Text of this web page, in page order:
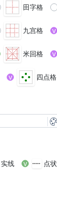
田字格
九宫格
米回格
四点格
实线 点状